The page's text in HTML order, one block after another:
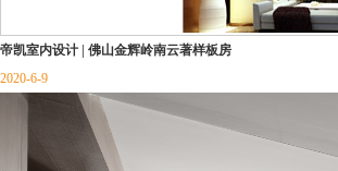
帝凯室内设计 | 佛山金辉岭南云著样板房
2020-6-9